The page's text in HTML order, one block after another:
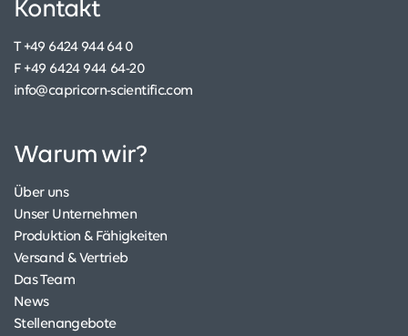
Kontakt
T +49 6424 944 64 0
F +49 6424 944 64-20
info@capricorn-scientific.com
Warum wir?
Über uns
Unser Unternehmen
Produktion & Fähigkeiten
Versand & Vertrieb
Das Team
News
Stellenangebote